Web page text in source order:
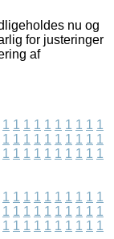
nu og
for justeringer
af
1 1 1 1 1 1 1 1 1 1
1 1 1 1 1 1 1 1 1 1
1 1 1 1 1 1 1 1 1 1
1 1 1 1 1 1 1 1 1 1
1 1 1 1 1 1 1 1 1 1
1 1 1 1 1 1 1 1 1 1